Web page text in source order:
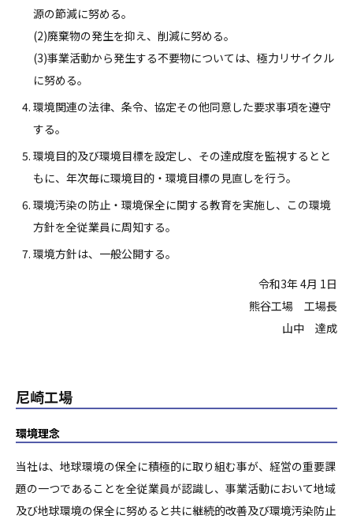
源の節減に努める。
(2)廃棄物の発生を抑え、削減に努める。
(3)事業活動から発生する不要物については、極力リサイクル
に努める。
環境関連の法律、条令、協定その他同意した要求事項を遵守
する。
環境目的及び環境目標を設定し、その達成度を監視するとと
もに、年次毎に環境目的・環境目標の見直しを行う。
環境汚染の防止・環境保全に関する教育を実施し、この環境
方針を全従業員に周知する。
環境方針は、一般公開する。
令和3年 4月 1日
熊谷工場 工場長
山中 達成
尼崎工場
環境理念
当社は、地球環境の保全に積極的に取り組む事が、経営の重要課
題の一つであることを全従業員が認識し、事業活動において地域
及び地球環境の保全に努めると共に継続的改善及び環境汚染防止